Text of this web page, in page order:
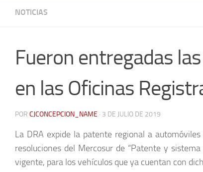
NOTICIAS
Fueron entregadas
en las Oficinas
POR CJCONCEPCION_NAME · 3 DE JULIO DE 2019
La DRA expide la patente regional a
resoluciones del Mercosur de “Patente y
vigente, para los vehículos que ya cuentan con